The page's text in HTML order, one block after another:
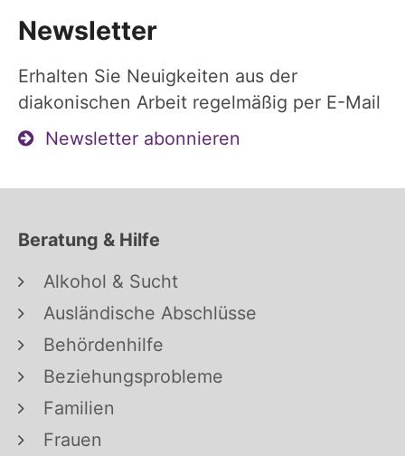
Newsletter
Erhalten Sie Neuigkeiten aus der
diakonischen Arbeit regelmäßig per E-Mail
Newsletter abonnieren
Beratung & Hilfe
Alkohol & Sucht
Ausländische Abschlüsse
Behördenhilfe
Beziehungsprobleme
Familien
Frauen